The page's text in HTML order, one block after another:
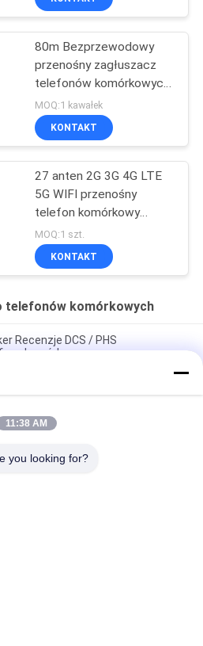
mocy
80m Bezprzewodowy
przenośny zagłuszacz
telefonów komórkowych
RCIED Scrambler
częstotliwości radiowych
MOQ:1 kawałek
KONTAKT
27 anten 2G 3G 4G LTE
5G WIFI przenośny
telefon komórkowy
Jammer z GPS VHF UHF
blokowanie radia FM
MOQ:1 szt.
KONTAKT
telefonów komórkowych
Recenzje DCS / PHS
komórkowego
słuchawki komórkowej WIFI GPS
gwarancji
WIFI GPS UHF VHF
11:38 AM
you looking for?